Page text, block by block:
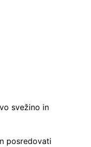
svežino in
posredovati